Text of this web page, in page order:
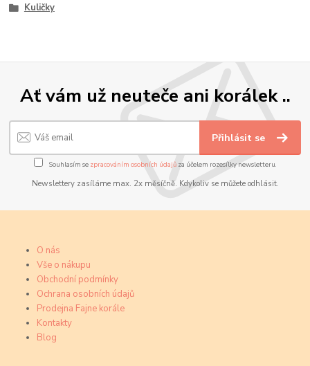
Kuličky
Ať vám už neuteče ani korálek ..
Přihlásit se
Souhlasím se zpracováním osobních údajůza účelem rozesílky newsletteru.
Newslettery zasíláme max. 2x měsíčně. Kdykoliv se můžete odhlásit.
O nás
Vše o nákupu
Obchodní podmínky
Ochrana osobních údajů
Prodejna Fajne korále
Kontakty
Blog